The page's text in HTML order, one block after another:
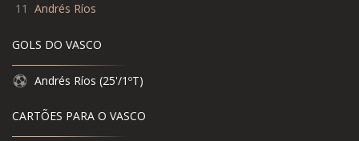
11 Andrés Ríos
GOLS DO VASCO
Andrés Ríos (25'/1ºT)
CARTÕES PARA O VASCO